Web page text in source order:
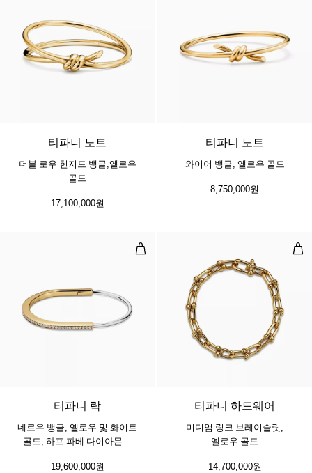
티파니 노트
더블 로우 힌지드 뱅글,옐로우
골드
17,100,000원
티파니 노트
와이어 뱅글, 옐로우 골드
8,750,000원
네로우 뱅글, 옐로우 및 화이트 골
티파니 락
네로우 뱅글, 옐로우 및 화이트
골드, 하프 파베 다이아몬드
19,600,000원
미
티파니 하드웨어
미디엄 링크 브레이슬릿,
옐로우 골드
14,700,000원